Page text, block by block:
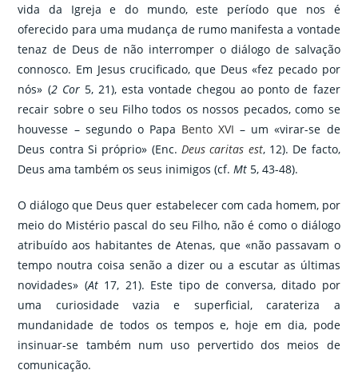
vida da Igreja e do mundo, este período que nos é
oferecido para uma mudança de rumo manifesta a vontade
tenaz de Deus de não interromper o diálogo de salvação
connosco. Em Jesus crucificado, que Deus «fez pecado por
nós» (2 Cor5, 21), esta vontade chegou ao ponto de fazer
recair sobre o seu Filho todos os nossos pecados, como se
houvesse – segundo o Papa Bento XVI – um «virar-se de
Deus contra Si próprio» (Enc. Deus caritas est, 12). De facto,
Deus ama também os seus inimigos (cf.Mt 5, 43-48).
O diálogo que Deus quer estabelecer com cada homem, por
meio do Mistério pascal do seu Filho, não é como o diálogo
atribuído aos habitantes de Atenas, que «não passavam o
tempo noutra coisa senão a dizer ou a escutar as últimas
novidades» (At17, 21). Este tipo de conversa, ditado por
uma curiosidade vazia e superficial, carateriza a
mundanidade de todos os tempos e, hoje em dia, pode
insinuar-se também num uso pervertido dos meios de
comunicação.